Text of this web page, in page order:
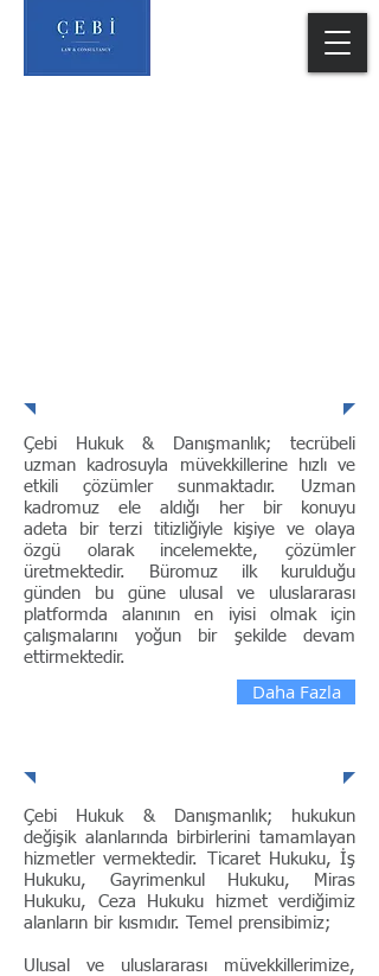
Çebi Hukuk & Danışmanlık; tecrübeli
uzman kadrosuyla müvekkillerine hızlı ve
etkili çözümler sunmaktadır. Uzman
kadromuz ele aldığı her bir konuyu
adeta bir terzi titizliğiyle kişiye ve olaya
özgü olarak incelemekte, çözümler
üretmektedir. Büromuz ilk kurulduğu
günden bu güne ulusal ve uluslararası
platformda alanının en iyisi olmak için
çalışmalarını yoğun bir şekilde devam
ettirmektedir.
Daha Fazla
Çebi Hukuk & Danışmanlık; hukukun
değişik alanlarında birbirlerini tamamlayan
hizmetler vermektedir. Ticaret Hukuku, İş
Hukuku, Gayrimenkul Hukuku, Miras
Hukuku, Ceza Hukuku hizmet verdiğimiz
alanların bir kısmıdır. Temel prensibimiz;
​Ulusal ve uluslararası müvekkillerimize,